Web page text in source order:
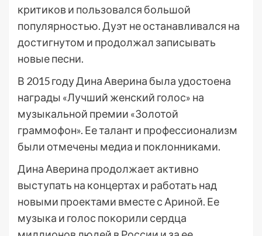
критиков и пользовался большой
популярностью. Дуэт не останавливался на
достигнутом и продолжал записывать
новые песни.
В 2015 году Дина Аверина была удостоена
награды «Лучший женский голос» на
музыкальной премии «Золотой
граммофон». Ее талант и профессионализм
были отмечены медиа и поклонниками.
Дина Аверина продолжает активно
выступать на концертах и работать над
новыми проектами вместе с Ариной. Ее
музыка и голос покорили сердца